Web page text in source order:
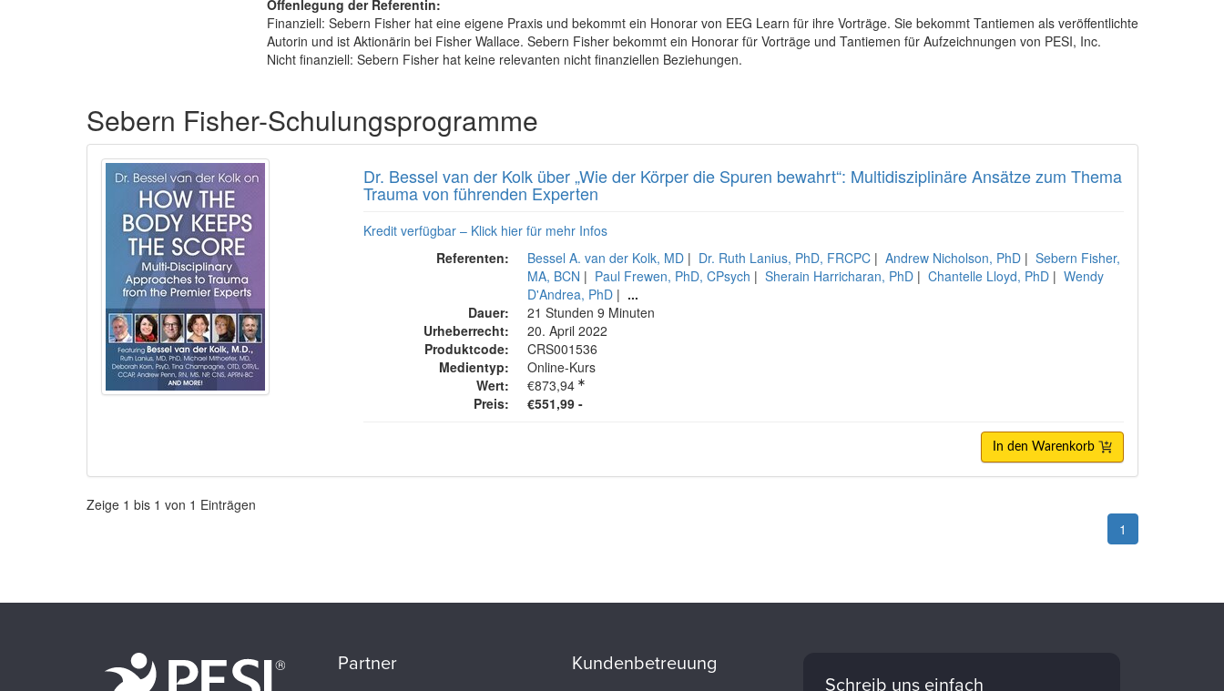
Offenlegung der Referentin:
Finanziell: Sebern Fisher hat eine eigene Praxis und bekommt ein Honorar von EEG Learn für ihre Vorträge. Sie bekommt Tantiemen als veröffentlichte
Autorin und ist Aktionärin bei Fisher Wallace. Sebern Fisher bekommt ein Honorar für Vorträge und Tantiemen für Aufzeichnungen von PESI, Inc.
Nicht finanziell: Sebern Fisher hat keine relevanten nicht finanziellen Beziehungen.
Sebern Fisher-Schulungsprogramme
Dr. Bessel van der Kolk über „Wie der Körper die Spuren bewahrt“: Multidisziplinäre Ansätze zum Thema
Trauma von führenden Experten
Kredit verfügbar – Klick hier für mehr Infos
Referenten:
Bessel A. van der Kolk, MD | Dr. Ruth Lanius, PhD, FRCPC | Andrew Nicholson, PhD | Sebern Fisher,
MA, BCN | Paul Frewen, PhD, CPsych | Sherain Harricharan, PhD | Chantelle Lloyd, PhD | Wendy
D'Andrea, PhD | ...
Dauer:
21 Stunden 9 Minuten
Urheberrecht:
20. April 2022
Produktcode:
CRS001536
Medientyp:
Online-Kurs
Wert:
€873,94
Preis:
€551,99 -
In den Warenkorb
Paginierung
Zeige 1 bis 1 von 1 Einträgen
1
Partner Kundenbetreuung
Schreib uns einfach